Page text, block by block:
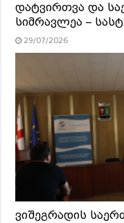
დატვირთვა და
სიმრავლეა –
29/07/2026
ვიშეგრადის